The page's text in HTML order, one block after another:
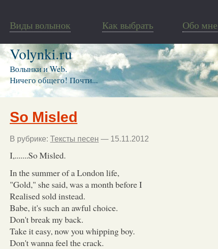
Виды волынок Как выбрать Обо мне
Volynki.ru
Волынки и Web.
Ничего общего! Почти...
So Misled
В рубрике: Тексты песен — 15.11.2012
I,.......So Misled.
In the summer of a London life,
"Gold," she said, was a month before I
Realised sold instead.
Babe, it's such an awful choice.
Don't break my back.
Take it easy, now you whipping boy.
Don't wanna feel the crack.